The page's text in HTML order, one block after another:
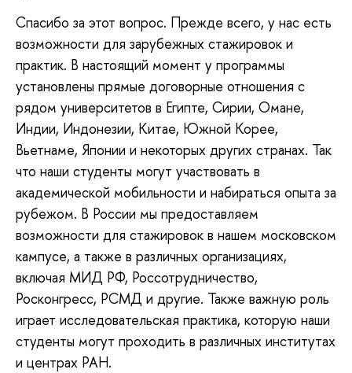
Спасибо за этот вопрос. Прежде всего, у нас есть
возможности для зарубежных стажировок и
практик. В настоящий момент у программы
установлены прямые договорные отношения с
рядом университетов в Египте, Сирии, Омане,
Индии, Индонезии, Китае, Южной Корее,
Вьетнаме, Японии и некоторых других странах. Так
что наши студенты могут участвовать в
академической мобильности и набираться опыта за
рубежом. В России мы предоставляем
возможности для стажировок в нашем московском
кампусе, а также в различных организациях,
включая МИД РФ, Россотрудничество,
Росконгресс, РСМД и другие. Также важную роль
играет исследовательская практика, которую наши
студенты могут проходить в различных институтах
и центрах РАН.